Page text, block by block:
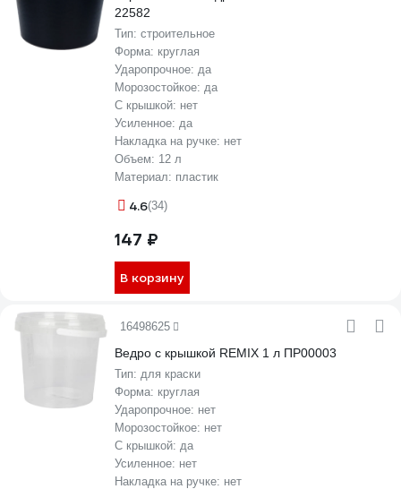
22582
Тип: строительное
Форма: круглая
Ударопрочное: да
Морозостойкое: да
С крышкой: нет
Усиленное: да
Накладка на ручке: нет
Объем: 12 л
Материал: пластик
4.6(34)
147 ₽
В корзину
16498625
Ведро с крышкой REMIX 1 л ПР00003
Тип: для краски
Форма: круглая
Ударопрочное: нет
Морозостойкое: нет
С крышкой: да
Усиленное: нет
Накладка на ручке: нет